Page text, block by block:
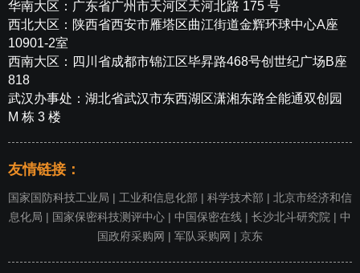
华南大区：广东省广州市天河区天河北路 175 号
西北大区：陕西省西安市雁塔区曲江街道金辉环球中心A座
10901-2室
西南大区：四川省成都市锦江区毕昇路468号创世纪广场B座
818
武汉办事处：湖北省武汉市东西湖区潇湘东路全能通双创园
M 栋 3 楼
友情链接：
国家国防科技工业局 | 工业和信息化部 | 科学技术部 | 北京市经济和信
息化局 | 国家保密科技测评中心 | 中国保密在线 | 长沙北斗研究院 | 中
国政府采购网 | 军队采购网 | 京东